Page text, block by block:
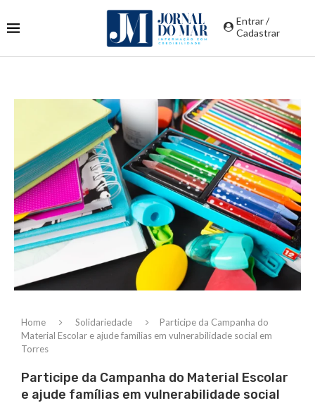
Entrar /
Cadastrar
Home Solidariedade
Participe da Campanha do
Material Escolar e ajude famílias em vulnerabilidade social em
Torres
Participe da Campanha do Material Escolar
e ajude famílias em vulnerabilidade social